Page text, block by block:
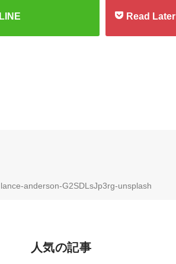
LINE Read Later
lance-anderson-G2SDLsJp3rg-unsplash
人気の記事